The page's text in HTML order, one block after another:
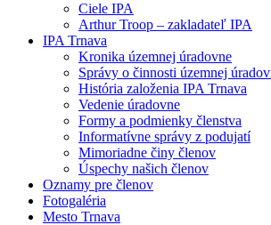
Ciele IPA
Arthur Troop – zakladateľ IPA
IPA Trnava
Kronika územnej úradovne
Správy o činnosti územnej
História založenia IPA Trnava
Vedenie úradovne
Formy a podmienky členstva
Informatívne správy z podujatí
Mimoriadne činy členov
Úspechy našich členov
Oznamy pre členov
Fotogaléria
Mesto Trnava